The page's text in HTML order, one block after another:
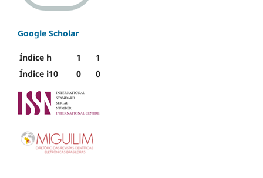
Google Scholar
Índice h 1
1
Índice i10
0 0